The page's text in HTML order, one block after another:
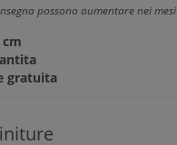
possono aumentare nei
gratuita